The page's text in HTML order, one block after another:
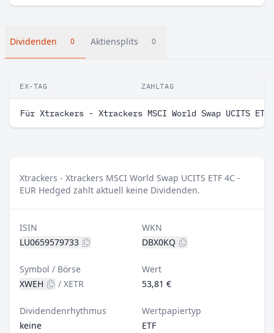
Dividenden 0 Aktiensplits 0
EX-TAG ZAHLTAG
Für Xtrackers - Xtrackers MSCI World Swap UCITS
Xtrackers - Xtrackers MSCI World Swap UCITS ETF 4C -
EUR Hedged zahlt aktuell keine Dividenden.
ISIN
LU0659579733
WKN
DBX0KQ
Symbol / Börse
XWEH
/ XETR
Wert
53,81 €
Dividendenrhythmus
keine
Wertpapiertyp
ETF